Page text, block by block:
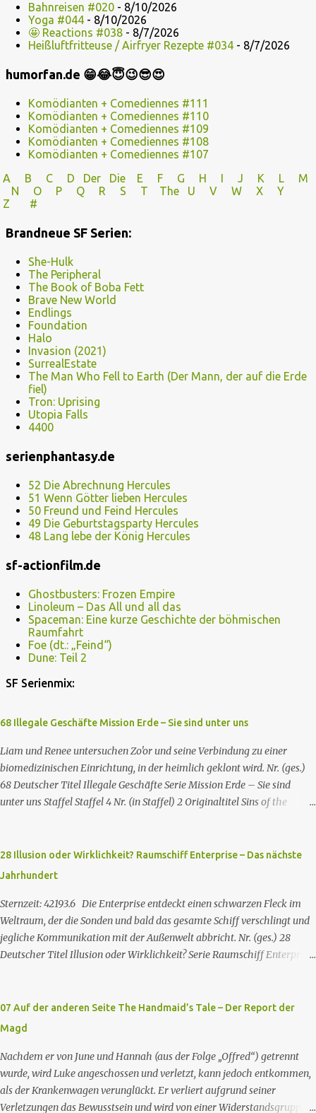
Bahnreisen #020 - 8/10/2026
Yoga #044 - 8/10/2026
🤩 Reactions #038 - 8/7/2026
Heißluftfritteuse / Airfryer Rezepte #034 - 8/7/2026
humorfan.de 😁😂😇😉😎😍
Komödianten + Comediennes #111
Komödianten + Comediennes #110
Komödianten + Comediennes #109
Komödianten + Comediennes #108
Komödianten + Comediennes #107
A
B C D Der Die E F G H I J K L
M
N
O P Q R S T The U V
W X Y
Z
#
Brandneue SF Serien:
She-Hulk
The Peripheral
The Book of Boba Fett
Brave New World
Endlings
Foundation
Halo
Invasion (2021)
SurrealEstate
The Man Who Fell to Earth (Der Mann, der auf die Erde
fiel)
Tron: Uprising
Utopia Falls
4400
serienphantasy.de
52 Die Abrechnung Hercules
51 Wenn Götter lieben Hercules
50 Freund und Feind Hercules
49 Die Geburtstagsparty Hercules
48 Lang lebe der König Hercules
sf-actionfilm.de
Ghostbusters: Frozen Empire
Linoleum – Das All und all das
Spaceman: Eine kurze Geschichte der böhmischen
Raumfahrt
Foe (dt.: „Feind“)
Dune: Teil 2
SF Serienmix:
68 Illegale Geschäfte Mission Erde – Sie sind unter uns
Liam und Renee untersuchen Zo'or und seine Verbindung zu einer
biomedizinischen Einrichtung, in der heimlich geklont wird. Nr. (ges.)
68 Deutscher Titel Illegale Geschäfte Serie Mission Erde – Sie sind
unter uns Staffel Staffel 4 Nr. (in Staffel) 2 Original­titel Sins of the
Es kommt eine außerirdische Rasse, die Taelons oder Gefährten
genannt wird, auf die Erde. Sie bieten den Menschen auf der Erde
eindämmen, Umweltprobleme lösen und Konflikte beenden können. Im
Gegenzug verlangen sie, dass man sie auf der Erde leben lässt. Doch
eine Gruppe von Erdlingen, die an der Freundlichkeit der Taelons
zweifelt, organisiert eine Widerstandsbewegung, um ihre wahren
28 Illusion oder Wirklichkeit? Raumschiff Enterprise – Das nächste
Jahrhundert
Sternzeit: 42193.6 Die Enterprise entdeckt einen schwarzen Fleck im
Weltraum, der die Sonden und bald das gesamte Schiff verschlingt und
jegliche Kommunikation mit der Außenwelt abbricht. Nr. (ges.) 28
Deutscher Titel Illusion oder Wirklichkeit? Serie Raumschiff Enterprise
Erstaus­strahlung USA 26. Nov. 1988 Deutsch­sprachige Erstaus­
strahlung (ZDF) 20. Apr. 1991 Deutschsprachige Erstausstrahlung der
Enterprise – Das nächste Jahrhundert spielt im 24. Jahrhundert und
erzählt von den Missionen der Besatzung des
Sternenflottenraumschiffs Enterprise-D. Zu den Missionen gehören das
Erforschen von fremden Kulturen und von Phänomenen im All, die
07 Auf der anderen Seite The Handmaid’s Tale – Der Report der
Magd
Nachdem er von June und Hannah (aus der Folge „Offred“) getrennt
wurde, wird Luke angeschossen und verletzt, kann jedoch entkommen,
als der Krankenwagen verunglückt. Er verliert aufgrund seiner
Verletzungen das Bewusstsein und wird von einer Widerstandsgruppe